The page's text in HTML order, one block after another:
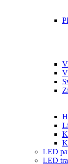
LED
LED